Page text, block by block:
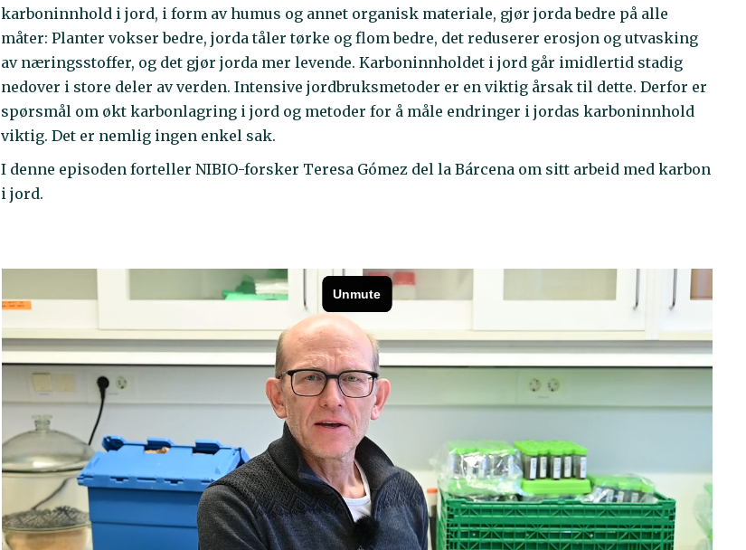
karboninnhold i jord, i form av humus og annet organisk materiale, gjør jorda bedre på alle
måter: Planter vokser bedre, jorda tåler tørke og flom bedre, det reduserer erosjon og utvasking
av næringsstoffer, og det gjør jorda mer levende. Karboninnholdet i jord går imidlertid stadig
nedover i store deler av verden. Intensive jordbruksmetoder er en viktig årsak til dette. Derfor er
spørsmål om økt karbonlagring i jord og metoder for å måle endringer i jordas karboninnhold
viktig. Det er nemlig ingen enkel sak.
I denne episoden forteller NIBIO-forsker Teresa Gómez del la Bárcena om sitt arbeid med karbon
i jord.